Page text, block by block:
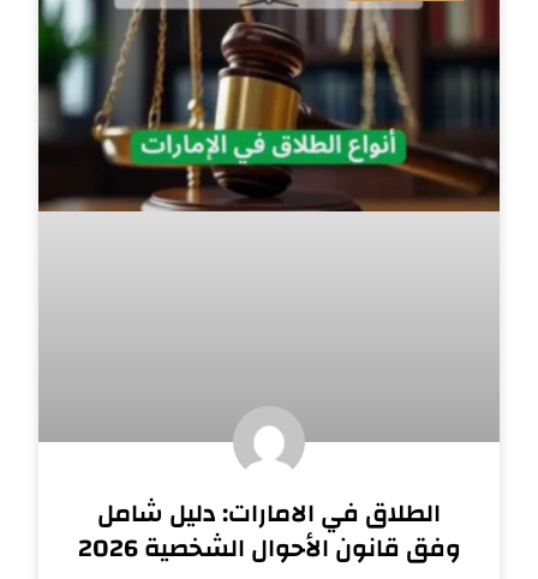
الطلاق في الامارات: دليل شامل
وفق قانون الأحوال الشخصية 2026